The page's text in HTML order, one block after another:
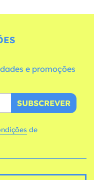
e promoções
SUBSCREVER